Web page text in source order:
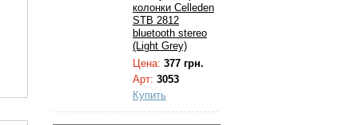
колонки Celleden
STB 2812
bluetooth stereo
(Light Grey)
Цена: 377 грн.
Арт: 3053
Купить